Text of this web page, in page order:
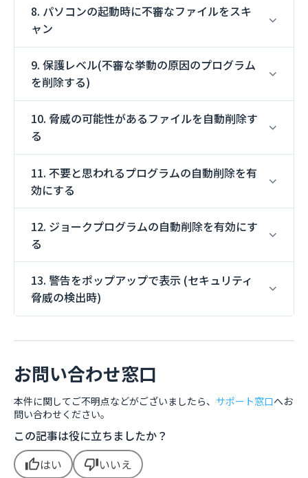
8. パソコンの起動時に不審なファイルをスキ
ャン
9. 保護レベル(不審な挙動の原因のプログラム
を削除する)
10. 脅威の可能性があるファイルを自動削除す
る
11. 不要と思われるプログラムの自動削除を有
効にする
12. ジョークプログラムの自動削除を有効にす
る
13. 警告をポップアップで表示 (セキュリティ
脅威の検出時)
お問い合わせ窓口
本件に関してご不明点などがございましたら、 サポート窓口へお
問い合わせください。
この記事は役に立ちましたか？
thumb_upはい thumb_downいいえ